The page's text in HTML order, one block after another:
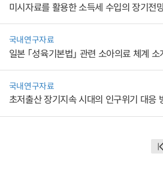
미시자료를 활용한 소득세 수입의 장기전
국내연구자료
일본 「성육기본법」 관련 소아의료 체계 소
국내연구자료
초저출산 장기지속 시대의 인구위기 대응